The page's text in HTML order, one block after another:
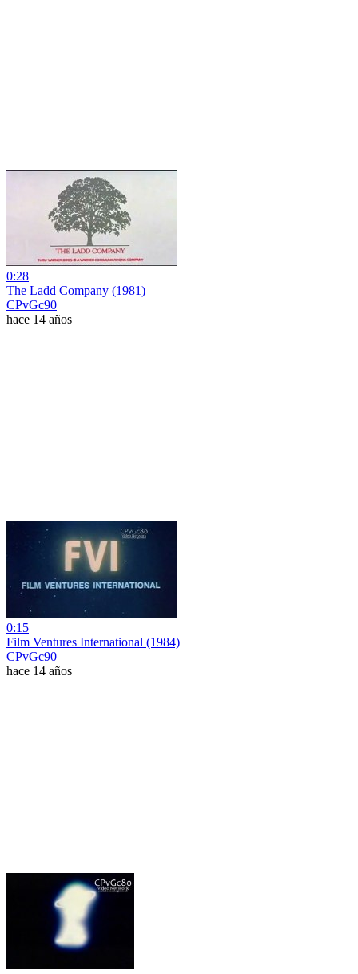
0:28
The Ladd Company (1981)
CPvGc90
hace 14 años
0:15
Film Ventures International (1984)
CPvGc90
hace 14 años